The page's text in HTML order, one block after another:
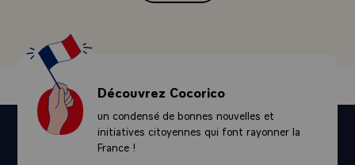
Découvrez Cocorico
un condensé de bonnes nouvelles et
initiatives citoyennes qui font rayonner la
France !